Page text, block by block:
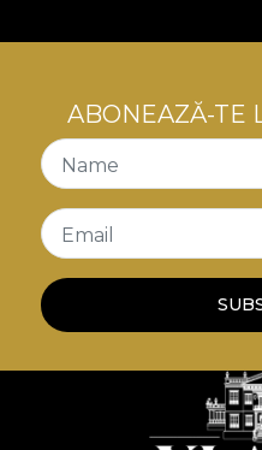
ABONEAZĂ-TE
Name
Email